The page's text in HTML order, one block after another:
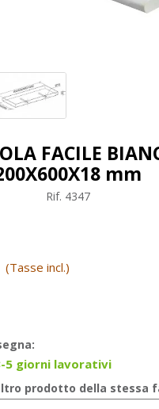
FACILE
mm
Rif. 4347
(Tasse incl.)
5 giorni lavorativi
prodotto della stessa